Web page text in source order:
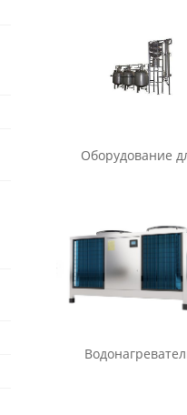
Оборудование